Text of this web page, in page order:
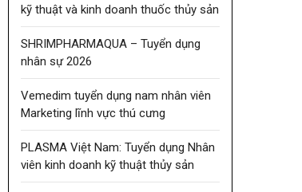
kỹ thuật và kinh doanh thuốc thủy sản
SHRIMPHARMAQUA – Tuyển dụng
nhân sự 2026
Vemedim tuyển dụng nam nhân viên
Marketing lĩnh vực thú cưng
PLASMA Việt Nam: Tuyển dụng Nhân
viên kinh doanh kỹ thuật thủy sản